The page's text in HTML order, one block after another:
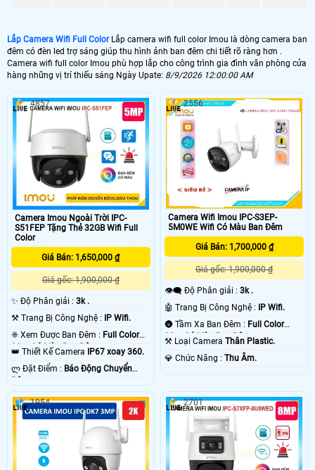
Lắp Camera Wifi Full ColorLắp camera wifi full color Imou là dòng camera ban
đêm có đèn led trợ sáng giúp thu hình ảnh ban đêm chi tiết rõ ràng hơn .
Camera wifi full color Imou phù hợp lắp cho công trình gia đình văn phòng cửa
hàng những vị trí thiếu sáng Ngày Upate: 8/9/2026 12:00:00 AM
Camera Imou Ngoài Trời IPC-
S51FEP Tặng Thẻ 32GB Wifi Full
Color
Giá Bán: 1,650,000 ₫
Giá gốc: 1,900,000 ₫
✨ Độ Phân giải : 3k .
⚒ Trang Bị Công Nghệ : IP Wifi.
❈ Xem Được Ban Đêm : Full Color
20m Có Màu Ban Ðêm.
👑 Thiết Kế Camera IP67 xoay 360.
️ლ Đặt Điểm : Báo Động Chuyển
Động.
4857
Camera Wifi Imou IPC-S3EP-
5M0WE Wifi Có Màu Ban Đêm
Giá Bán: 1,700,000 ₫
Giá gốc: 1,900,000 ₫
👁️‍🗨 Độ Phân giải :3k .
🤖️ Trang Bị Công Nghệ : IP Wifi.
🌚 Tầm Xa Ban Đêm : Full Color
30m Có Màu Ban Ðêm.
⚒ Loại CameraThân Plastic.
️💎 Chức Năng :Thu Âm.
2556
1954 2701